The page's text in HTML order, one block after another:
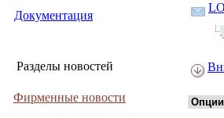
Документация
Разделы новостей
Фирменные новости